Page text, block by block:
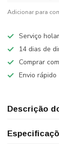
Adicionar para
Serviço
14 dias de
Comprar
Envio rápido
Descrição